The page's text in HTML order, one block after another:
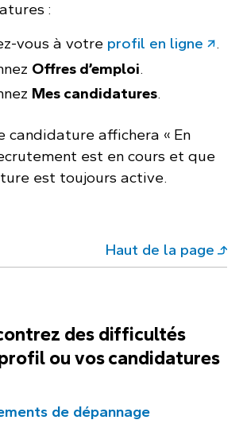
:
vous à votre profil en ligne
.
Offres d’emploi.
Mes candidatures.
candidature affichera « En
est en cours et que
est toujours active.
Haut de la page
des difficultés
ou vos candidatures
de dépannage